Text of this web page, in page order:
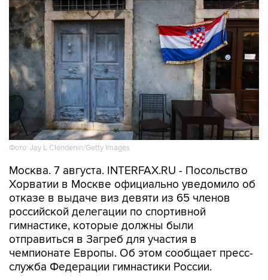
Фото: Jay L Clendenin/Getty Images
Москва. 7 августа. INTERFAX.RU - Посольство
Хорватии в Москве официально уведомило об
отказе в выдаче виз девяти из 65 членов
российской делегации по спортивной
гимнастике, которые должны были
отправиться в Загреб для участия в
чемпионате Европы. Об этом сообщает пресс-
служба Федерации гимнастики России.